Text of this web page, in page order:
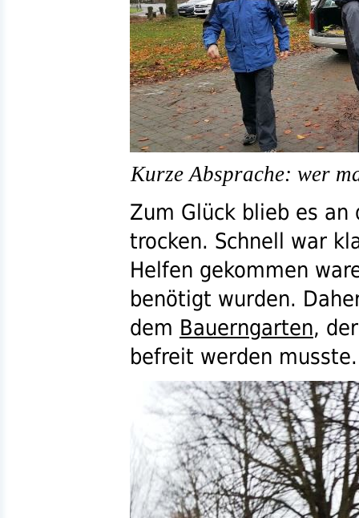
Kurze Absprache: wer
Zum Glück blieb es an
trocken. Schnell war
Helfen gekommen
benötigt wurden.
dem Bauerngarten,
befreit werden musste.